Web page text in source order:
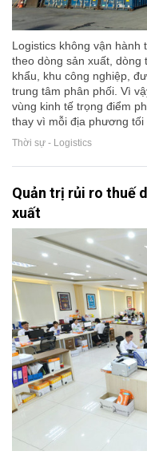
Logistics không vận hành
theo dòng sản xuất, dòng
khẩu, khu công nghiệp,
trung tâm phân phối. Vì
vùng kinh tế trọng điểm
thay vì mỗi địa phương tối
Thời sự - Logistics
Quản trị rủi ro thuế
xuất